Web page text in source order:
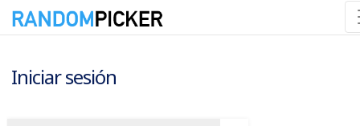
Iniciar sesión